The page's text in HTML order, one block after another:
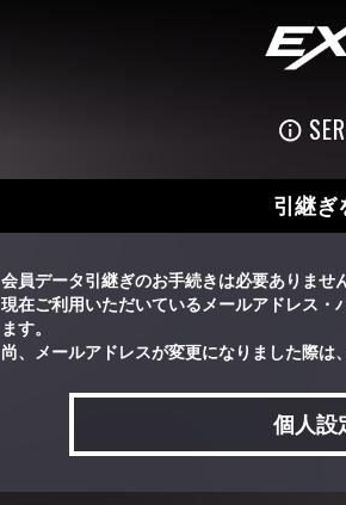
引継ぎ
会員データ引継ぎのお手続きは必要ありません
現在ご利用いただいているメールアドレス
ます。
尚、メールアドレスが変更になりました際は
個人設